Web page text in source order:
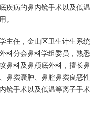
疾病的鼻内镜手术以及低温
。
主任，金山区卫生计生系统
科分会鼻科学组委员，熟悉
鼻科及鼻颅底外科，擅长鼻
鼻窦囊肿、鼻腔鼻窦良恶性
镜手术以及低温等离子手术